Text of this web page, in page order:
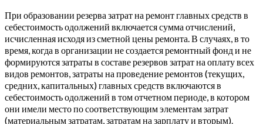
При образовании резерва затрат на ремонт главных средств в
себестоимость одолжений включается сумма отчислений,
исчисленная исходя из сметной цены ремонта. В случаях, в то
время, когда в организации не создается ремонтный фонд и не
формируются затраты в составе резервов затрат на оплату всех
видов ремонтов, затраты на проведение ремонтов (текущих,
средних, капитальных) главных средств включаются в
себестоимость одолжений в том отчетном периоде, в котором
они имели место по соответствующим элементам затрат
(материальным затратам, затратам на зарплату и вторым).